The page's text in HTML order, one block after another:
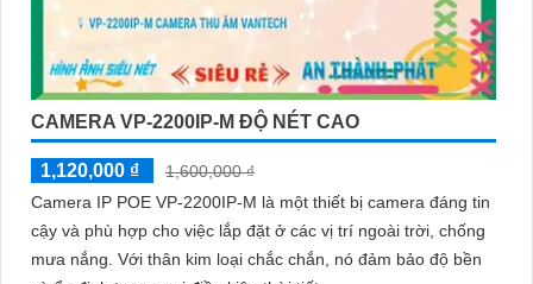
CAMERA VP-2200IP-M ĐỘ NÉT CAO
1,120,000 ₫
1,600,000 ₫
Camera IP POE VP-2200IP-M là một thiết bị camera đáng tin
cậy và phù hợp cho việc lắp đặt ở các vị trí ngoài trời, chống
mưa nắng. Với thân kim loại chắc chắn, nó đảm bảo độ bền